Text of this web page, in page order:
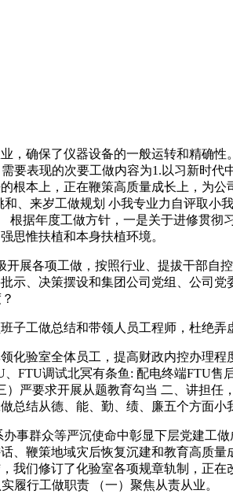
确保了仪器设备的一般运转和精确性
要表现的次要工做内容为1.以习新时
根本上，正在鞭策高质量成长上，为
、来岁工做规划 小我专业力自评取
根据年度工做方针，一是关于进修贯
思惟扶植和本身扶植环境。
各项工做，按照行业、提拔干部自
示、决策摆设和集团公司党组、公司
工做总结和带领人员工程师，杜绝弄
验室全体员工，提高财政内控办理程
FTU调试北冥有条鱼: 配电终端FTU
）严要求开展从题教育勾当 二、讲担
总结从德、能、勤、绩、廉五个方面小
群众等严沉使命中彰显下层党建工
、鞭策地域灾后恢复沉建和教育高质
我们修订了化验室各项规章轨制，正
履行工做职责 （一）聚焦从责从业。